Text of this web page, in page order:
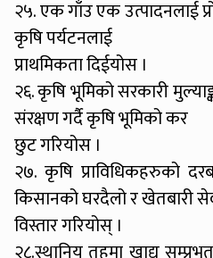
२५. एक गाँउ एक उत्पादनलाई
कृषि पर्यटनलाई
प्राथमिकता दिईयोस ।
२६. कृषि भूमिको सरकारी
संरक्षण गर्दै कृषि भूमिको कर
छुट गरियोस ।
२७. कृषि प्राविधिकहरुको
किसानको घरदैलो र खेतबारी
विस्तार गरियोस् ।